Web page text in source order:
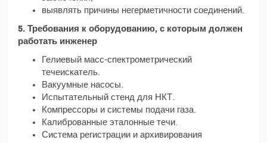
выявлять причины негерметичности соединений.
5. Требования к оборудованию, с которым должен
работать инженер
Гелиевый масс-спектрометрический
течеискатель.
Вакуумные насосы.
Испытательный стенд для НКТ.
Компрессоры и системы подачи газа.
Калиброванные эталонные течи.
Система регистрации и архивирования